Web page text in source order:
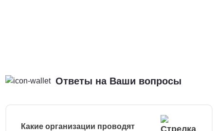
Ответы на Ваши вопросы
Какие организации проводят